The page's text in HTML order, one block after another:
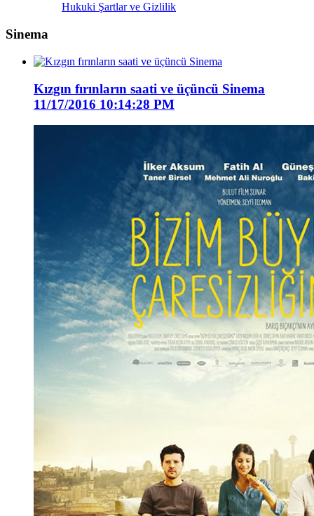
Hukuki Şartlar ve Gizlilik
Sinema
Kızgın fırınların saati ve üçüncü Sinema
11/17/2016 10:14:28 PM